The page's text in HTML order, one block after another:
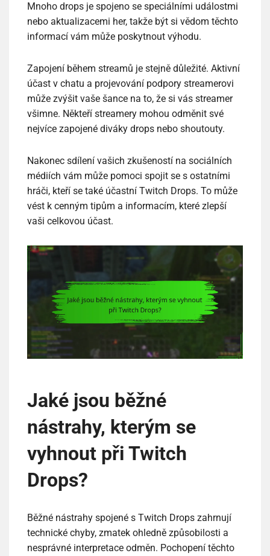
Mnoho drops je spojeno se speciálními událostmi
nebo aktualizacemi her, takže být si vědom těchto
informací vám může poskytnout výhodu.
Zapojení během streamů je stejně důležité. Aktivní
účast v chatu a projevování podpory streamerovi
může zvýšit vaše šance na to, že si vás streamer
všimne. Někteří streamery mohou odměnit své
nejvíce zapojené diváky drops nebo shoutouty.
Nakonec sdílení vašich zkušeností na sociálních
médiích vám může pomoci spojit se s ostatními
hráči, kteří se také účastní Twitch Drops. To může
vést k cenným tipům a informacím, které zlepší
vaši celkovou účast.
Jaké jsou běžné
nástrahy, kterým se
vyhnout při Twitch
Drops?
Běžné nástrahy spojené s Twitch Drops zahrnují
technické chyby, zmatek ohledně způsobilosti a
nesprávné interpretace odměn. Pochopení těchto